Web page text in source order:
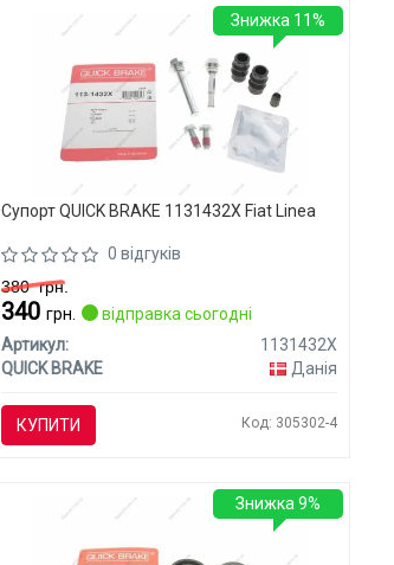
Супорт QUICK BRAKE 1131432X Fiat Linea
0 відгуків
380грн.
340грн.
відправка сьогодні
Артикул:
1131432X
QUICK BRAKE
Данія
КУПИТИ Код: 305302-4
Знижка 11%
Знижка 9%